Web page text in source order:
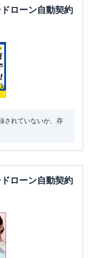
00
０８－２
ローン自動契約
されていないか、存
ローン自動契約